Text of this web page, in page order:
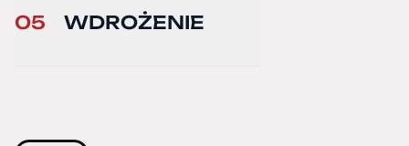
05 WDROŻENIE